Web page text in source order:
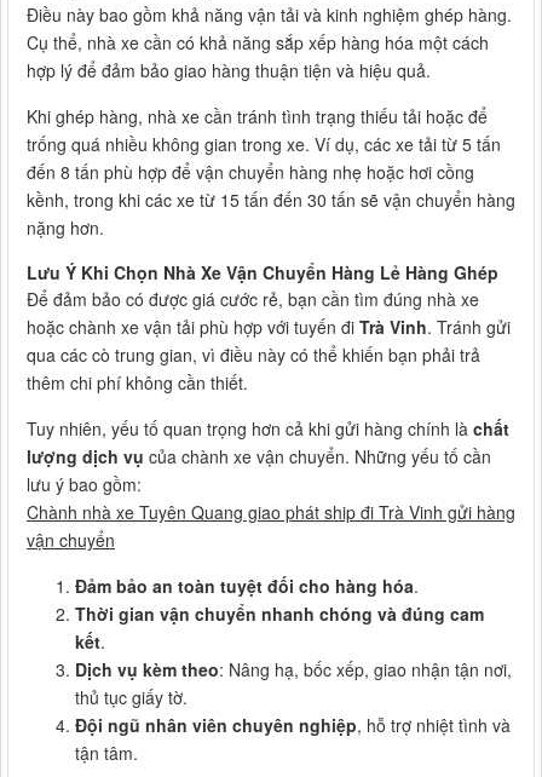
Điều này bao gồm khả năng vận tải và kinh nghiệm ghép hàng.
Cụ thể, nhà xe cần có khả năng sắp xếp hàng hóa một cách
hợp lý để đảm bảo giao hàng thuận tiện và hiệu quả.
Khi ghép hàng, nhà xe cần tránh tình trạng thiếu tải hoặc để
trống quá nhiều không gian trong xe. Ví dụ, các xe tải từ 5 tấn
đến 8 tấn phù hợp để vận chuyển hàng nhẹ hoặc hơi cồng
kềnh, trong khi các xe từ 15 tấn đến 30 tấn sẽ vận chuyển hàng
nặng hơn.
Lưu Ý Khi Chọn Nhà Xe Vận Chuyển Hàng Lẻ Hàng Ghép
Để đảm bảo có được giá cước rẻ, bạn cần tìm đúng nhà xe
hoặc chành xe vận tải phù hợp với tuyến đi Trà Vinh. Tránh gửi
qua các cò trung gian, vì điều này có thể khiến bạn phải trả
thêm chi phí không cần thiết.
Tuy nhiên, yếu tố quan trọng hơn cả khi gửi hàng chính là chất
lượng dịch vụ của chành xe vận chuyển. Những yếu tố cần
lưu ý bao gồm:
Chành nhà xe Tuyên Quang giao phát ship đi Trà Vinh gửi hàng
vận chuyển
Đảm bảo an toàn tuyệt đối cho hàng hóa.
Thời gian vận chuyển nhanh chóng và đúng cam
kết.
Dịch vụ kèm theo: Nâng hạ, bốc xếp, giao nhận tận nơi,
thủ tục giấy tờ.
Đội ngũ nhân viên chuyên nghiệp, hỗ trợ nhiệt tình và
tận tâm.